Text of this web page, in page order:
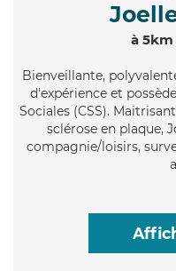
à 5km
Bienveillante,
d'expérience et
Sociales (CSS).
sclérose en plaque,
compagnie/loisirs,